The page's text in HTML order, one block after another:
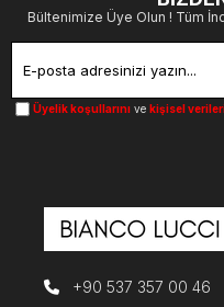
Bültenimize Üye Olun ! Tüm
Üyelik koşullarını ve kişisel
+90 537 357 00 46